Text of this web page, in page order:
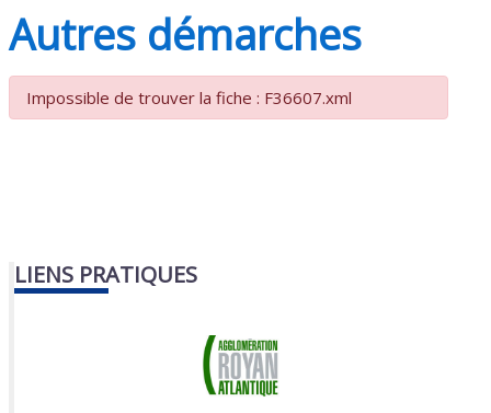
Autres démarches
Impossible de trouver la fiche : F36607.xml
LIENS PRATIQUES